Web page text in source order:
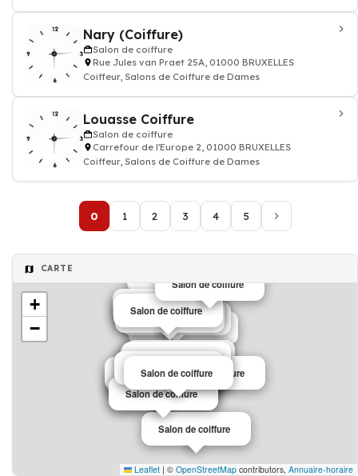
Nary (Coiffure)
Salon de coiffure
Rue Jules van Praet 25A, 01000 BRUXELLES
Coiffeur, Salons de Coiffure de Dames
Louasse Coiffure
Salon de coiffure
Carrefour de l'Europe 2, 01000 BRUXELLES
Coiffeur, Salons de Coiffure de Dames
0 1 2 3 4 5
CARTE
Salon de coiffure
Salon de coiffure
Salon de coiffure
Salon de coiffure
Salon de coiffure
Salon de coiffure
Salon de coiffure
Salon de coiffure
Salon de coiffure
Salon de coiffure
Salon de coiffure
Salon de coiffure
Salon de coiffure
Salon de coiffure
Salon de coiffure
Salon de coiffure
Salon de coiffure
Salon de coiffure
+
−
Leaflet | © OpenStreetMap contributors, Annuaire-horaire